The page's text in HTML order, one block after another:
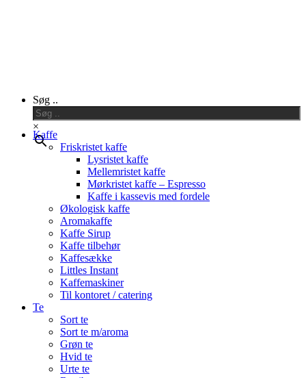
Menu
Søg ..
×
Kaffe
Friskristet kaffe
Lysristet kaffe
Mellemristet kaffe
Mørkristet kaffe – Espresso
Kaffe i kassevis med fordele
Økologisk kaffe
Aromakaffe
Kaffe Sirup
Kaffe tilbehør
Kaffesække
Littles Instant
Kaffemaskiner
Til kontoret / catering
Te
Sort te
Sort te m/aroma
Grøn te
Hvid te
Urte te